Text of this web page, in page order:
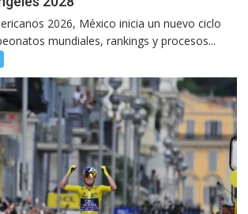
2026, México inicia un nuevo ciclo
mundiales, rankings y procesos...